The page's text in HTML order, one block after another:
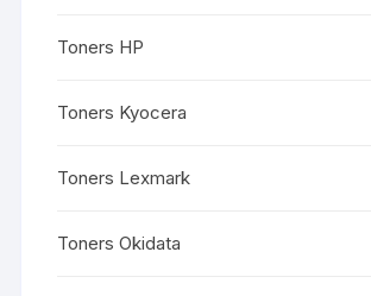
Toners HP
Toners Kyocera
Toners Lexmark
Toners Okidata